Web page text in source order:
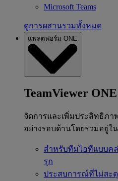
Microsoft Teams
ดูการผสานรวมทั้งหมด
แพลตฟอร์ม ONE
TeamViewer
จัดการและเพิ่มประสิทธิภ
อย่างรอบด้านโดยรวมอยู่ใ
สำหรับทีมไอทีแบบค
รุก
ประสบการณ์ที่ไม่สะ